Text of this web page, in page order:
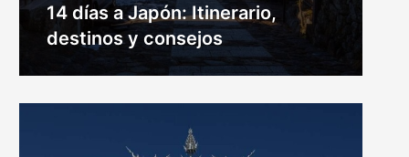
14 días a Japón: Itinerario,
destinos y consejos